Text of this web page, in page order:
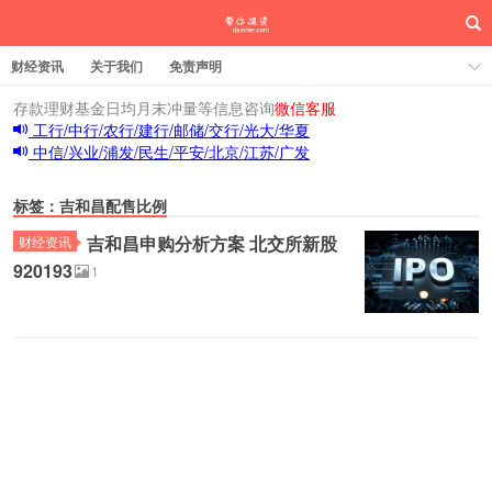
财经资讯 关于我们 免责声明
存款理财基金日均月末冲量等信息咨询微信客服
工行/中行/农行/建行/邮储/交行/光大/华夏
中信/兴业/浦发/民生/平安/北京/江苏/广发
标签：吉和昌配售比例
财经资讯
吉和昌申购分析方案 北交所新股
920193
1